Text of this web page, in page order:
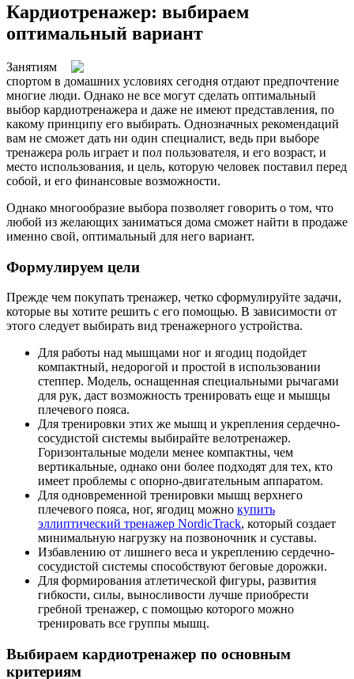
Кардиотренажер: выбираем
оптимальный вариант
Занятиям
спортом в домашних условиях сегодня отдают предпочтение
многие люди. Однако не все могут сделать оптимальный
выбор кардиотренажера и даже не имеют представления, по
какому принципу его выбирать. Однозначных рекомендаций
вам не сможет дать ни один специалист, ведь при выборе
тренажера роль играет и пол пользователя, и его возраст, и
место использования, и цель, которую человек поставил перед
собой, и его финансовые возможности.
Однако многообразие выбора позволяет говорить о том, что
любой из желающих заниматься дома сможет найти в продаже
именно свой, оптимальный для него вариант.
Формулируем цели
Прежде чем покупать тренажер, четко сформулируйте задачи,
которые вы хотите решить с его помощью. В зависимости от
этого следует выбирать вид тренажерного устройства.
Для работы над мышцами ног и ягодиц подойдет
компактный, недорогой и простой в использовании
степпер. Модель, оснащенная специальными рычагами
для рук, даст возможность тренировать еще и мышцы
плечевого пояса.
Для тренировки этих же мышц и укрепления сердечно-
сосудистой системы выбирайте велотренажер.
Горизонтальные модели менее компактны, чем
вертикальные, однако они более подходят для тех, кто
имеет проблемы с опорно-двигательным аппаратом.
Для одновременной тренировки мышц верхнего
плечевого пояса, ног, ягодиц можно купить
эллиптический тренажер NordicTrack, который создает
минимальную нагрузку на позвоночник и суставы.
Избавлению от лишнего веса и укреплению сердечно-
сосудистой системы способствуют беговые дорожки.
Для формирования атлетической фигуры, развития
гибкости, силы, выносливости лучше приобрести
гребной тренажер, с помощью которого можно
тренировать все группы мышц.
Выбираем кардиотренажер по основным
критериям